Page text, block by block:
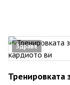
Здраве